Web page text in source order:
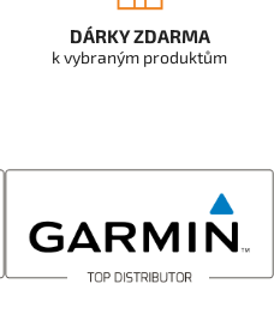
DÁRKY ZDARMA
k vybraným produktům